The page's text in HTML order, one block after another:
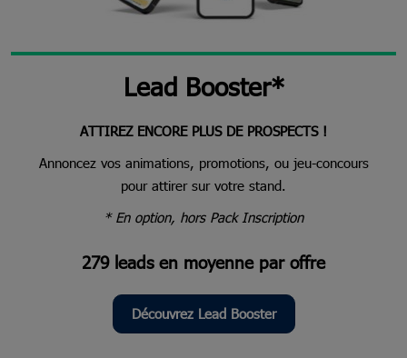
Lead Booster*
ATTIREZ ENCORE PLUS DE PROSPECTS !
Annoncez vos animations, promotions, ou jeu-concours
pour attirer sur votre stand.
* En option, hors Pack Inscription
279 leads en moyenne par offre
Découvrez Lead Booster